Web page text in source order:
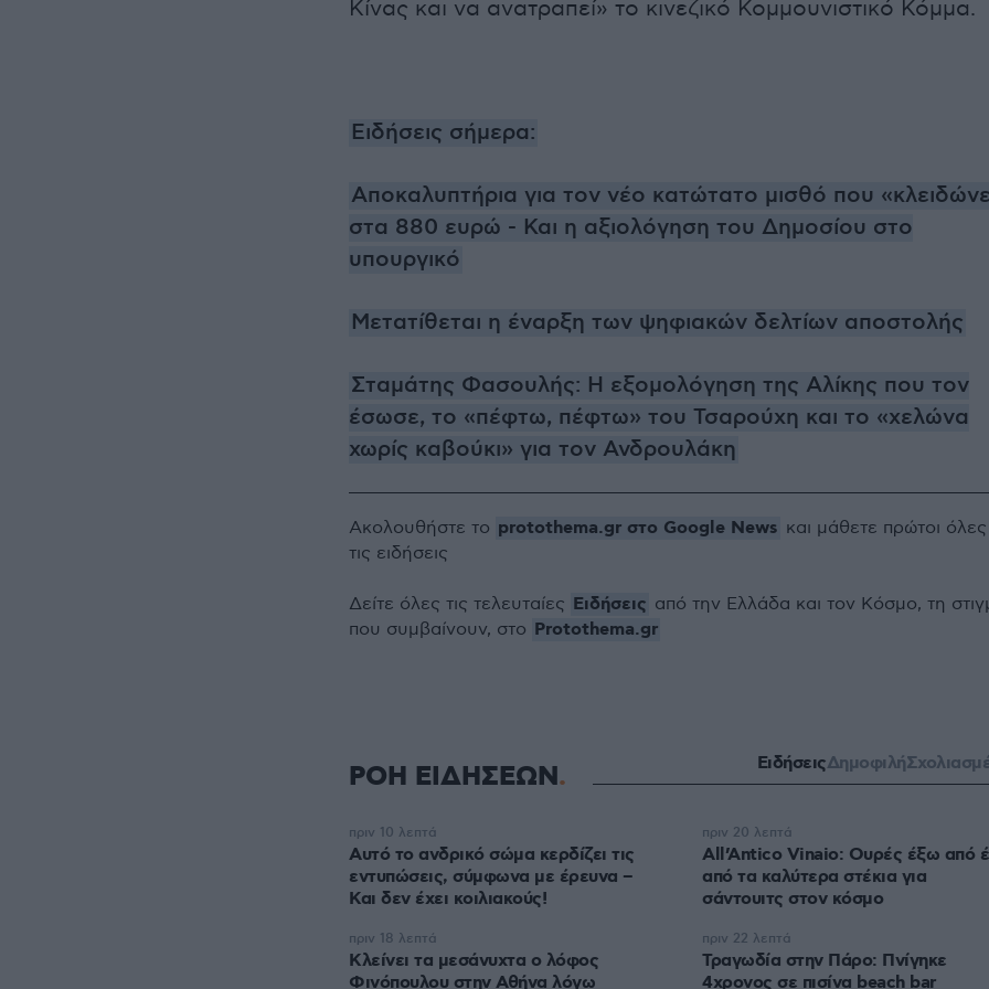
Κίνας και να ανατραπεί» το κινεζικό Κομμουνιστικό Κόμμα.
Ειδήσεις σήμερα:
Αποκαλυπτήρια για τον νέο κατώτατο μισθό που
στα 880 ευρώ - Και η αξιολόγηση του Δημοσίου στο
υπουργικό
Μετατίθεται η έναρξη των ψηφιακών δελτίων αποστολής
Σταμάτης Φασουλής: Η εξομολόγηση της Αλίκης που τον
έσωσε, το «πέφτω, πέφτω» του Τσαρούχη και το «χελώνα
χωρίς καβούκι» για τον Ανδρουλάκη
Ακολουθήστε το protothema.gr στο Google News και μάθετε πρώτοι όλες
τις ειδήσεις
Δείτε όλες τις τελευταίες Ειδήσεις από την Ελλάδα και τον Κόσμο, τη
που συμβαίνουν, στο Protothema.gr
ΡΟΗ ΕΙΔΗΣΕΩΝ ΕιδήσειςΔημοφιλή
Αυτό το ανδρικό σώμα κερδίζει τις
εντυπώσεις, σύμφωνα με έρευνα –
Και δεν έχει κοιλιακούς!
πριν 10 λεπτά
Κλείνει τα μεσάνυχτα ο λόφος
Φινόπουλου στην Αθήνα λόγω
πριν 18 λεπτά
All’Antico Vinaio: Ουρές έξω από
από τα καλύτερα στέκια για
σάντουιτς στον κόσμο
πριν 20 λεπτά
Τραγωδία στην Πάρο: Πνίγηκε
4χρονος σε πισίνα beach bar
πριν 22 λεπτά